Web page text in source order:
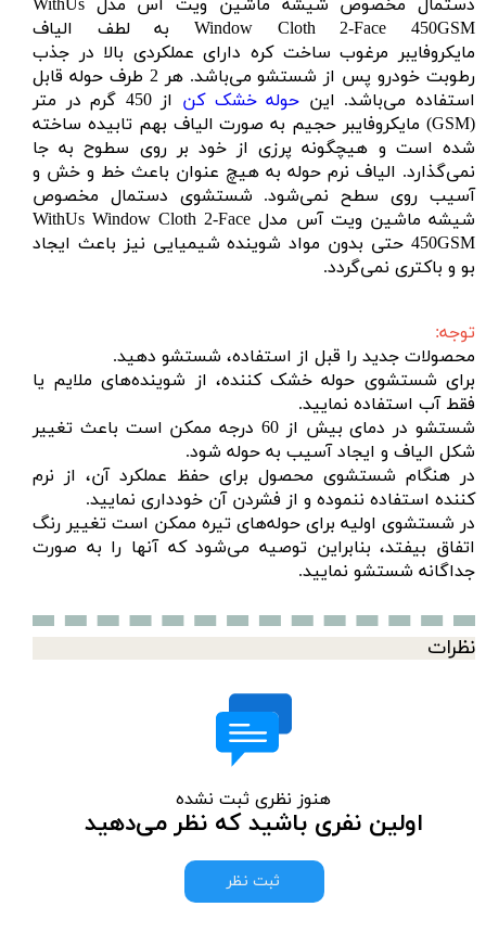
دستمال مخصوص شیشه ماشین ویت آس مدل WithUs
Window Cloth 2-Face 450GSM به لطف الیاف
مایکروفایبر مرغوب ساخت کره دارای عملکردی بالا در جذب
رطوبت خودرو پس از شستشو می‌باشد. هر 2 طرف حوله قابل
استفاده می‌باشد. این حوله خشک کن
از 450 گرم در متر
(GSM) مایکروفایبر حجیم به صورت الیاف بهم تابیده ساخته
شده است و هیچگونه پرزی از خود بر روی سطوح به جا
نمی‌گذارد. الیاف نرم حوله به هیچ عنوان باعث خط و خش و
آسیب روی سطح نمی‌شود. شستشوی دستمال مخصوص
شیشه ماشین ویت آس مدل WithUs Window Cloth 2-Face
450GSM حتی بدون مواد شوینده شیمیایی نیز باعث ایجاد
بو و باکتری نمی‌گردد.
توجه:
محصولات جدید را قبل از استفاده، شستشو دهید.
برای شستشوی حوله خشک کننده، از شوینده‌های ملایم یا
فقط آب استفاده نمایید.
شستشو در دمای بیش از 60 درجه ممکن است باعث تغییر
شکل الیاف و ایجاد آسیب به حوله شود.
در هنگام شستشوی محصول برای حفظ عملکرد آن، از نرم
کننده استفاده ننموده و از فشردن آن خودداری نمایید.
در شستشوی اولیه برای حوله‌های تیره ممکن است تغییر رنگ
اتفاق بیفتد، بنابراین توصیه می‌شود که آنها را به صورت
جداگانه شستشو نمایید.
نظرات
هنوز نظری ثبت نشده
اولین نفری باشید که نظر می‌دهید
ثبت نظر